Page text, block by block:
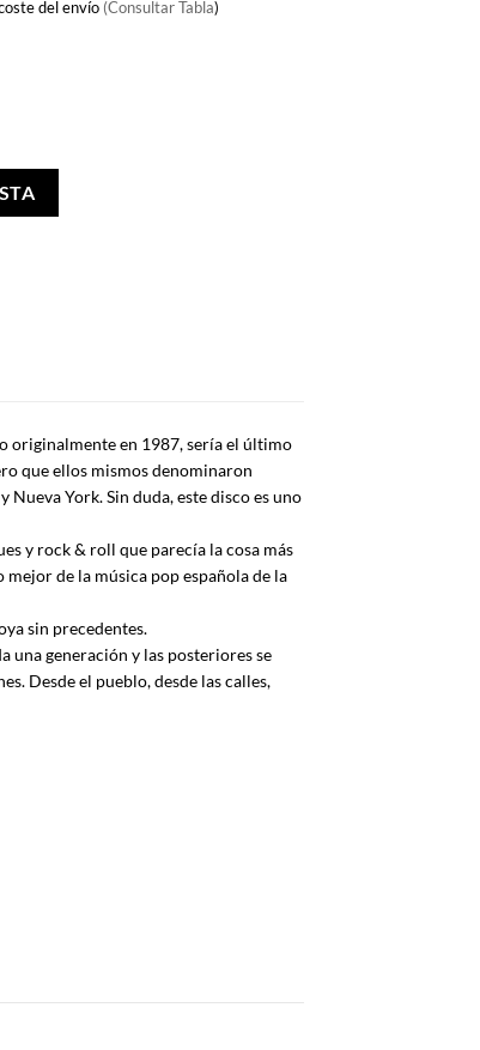
del envío (Consultar Tabla)
originalmente en 1987, sería el último
que ellos mismos denominaron
Nueva York. Sin duda, este disco es uno
y rock & roll que parecía la cosa más
de la música pop española de la
sin precedentes.
una generación y las posteriores se
Desde el pueblo, desde las calles,